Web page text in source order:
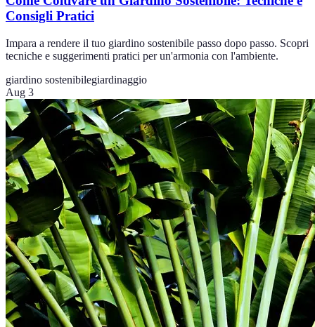
Consigli Pratici
Impara a rendere il tuo giardino sostenibile passo dopo passo. Scopri
tecniche e suggerimenti pratici per un'armonia con l'ambiente.
giardino sostenibilegiardinaggio
Aug 3